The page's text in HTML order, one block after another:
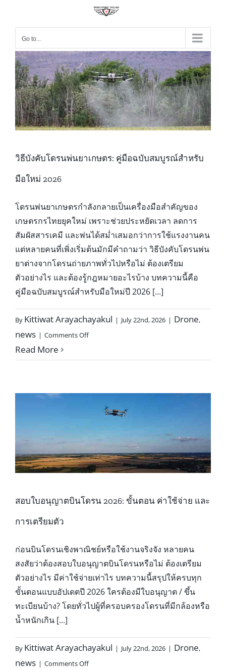
contentGo to...
วิธีบังคับโดรนพ่นยาเกษตร: คู่มือฉบับสมบูรณ์สำหรับ
มือใหม่ 2026
โดรนพ่นยาเกษตรกำลังกลายเป็นเครื่องมือสำคัญของ
เกษตรกรไทยยุคใหม่ เพราะช่วยประหยัดเวลา ลดการ
สัมผัสสารเคมี และพ่นได้สม่ำเสมอกว่าการใช้แรงงานคน
แต่หลายคนที่เพิ่งเริ่มต้นมักมีคำถามว่า วิธีบังคับโดรนพ่น
ยาต่างจากโดรนถ่ายภาพทั่วไปหรือไม่ ต้องเตรียม
ตัวอย่างไร และต้องรู้กฎหมายอะไรบ้าง บทความนี้คือ
คู่มือฉบับสมบูรณ์สำหรับมือใหม่ปี 2026 [...]
By Kittiwat Arayachayakul | July 22nd, 2026 | Drone,
news | Comments Offon
เกษตร:
ฉบับ
สำหรับ
มือ
Read More
สอบใบอนุญาตบินโดรน 2026: ขั้นตอน ค่าใช้จ่าย และ
การเตรียมตัว
ก่อนบินโดรนเชิงพาณิชย์หรือใช้งานจริงจัง หลายคน
สงสัยว่าต้องสอบใบอนุญาตบินโดรนหรือไม่ ต้องเตรียม
ตัวอย่างไร มีค่าใช้จ่ายเท่าไร บทความนี้สรุปให้ครบทุก
ขั้นตอนแบบอัปเดตปี 2026 ใครต้องมีใบอนุญาต / ขึ้น
ทะเบียนบ้าง? โดยทั่วไปผู้ที่ครอบครองโดรนที่มีกล้องหรือ
น้ำหนักเกิน [...]
By Kittiwat Arayachayakul | July 22nd, 2026 | Drone,
news | Comments Offon